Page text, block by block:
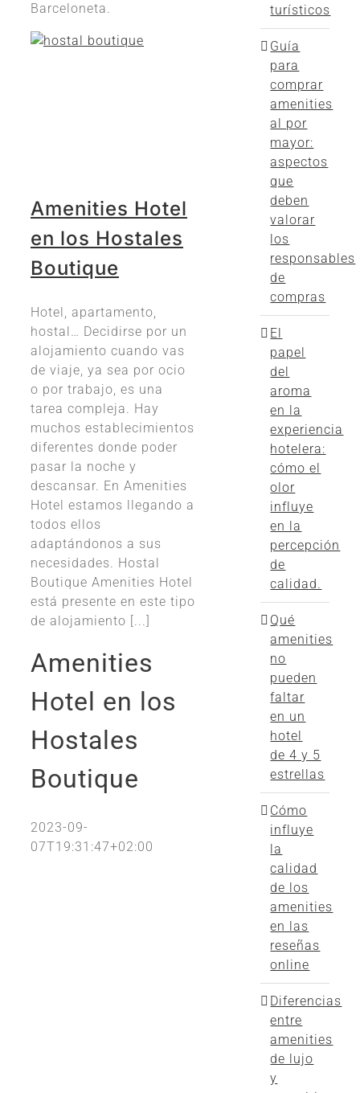
Barceloneta.
Amenities Hotel
en los Hostales
Boutique
Hotel, apartamento,
hostal… Decidirse por un
alojamiento cuando vas
de viaje, ya sea por ocio
o por trabajo, es una
tarea compleja. Hay
muchos establecimientos
diferentes donde poder
pasar la noche y
descansar. En Amenities
Hotel estamos llegando a
todos ellos
adaptándonos a sus
necesidades. Hostal
Boutique Amenities Hotel
está presente en este tipo
de alojamiento [...]
Amenities
Hotel en los
Hostales
Boutique
2023-09-
07T19:31:47+02:00
turísticos
Guía
para
comprar
amenities
al por
mayor:
aspectos
que
deben
valorar
los
responsables
de
compras
El
papel
del
aroma
en la
experiencia
hotelera:
cómo el
olor
influye
en la
percepción
de
calidad.
Qué
amenities
no
pueden
faltar
en un
hotel
de 4 y 5
estrellas
Cómo
influye
la
calidad
de los
amenities
en las
reseñas
online
Diferencias
entre
amenities
de lujo
y